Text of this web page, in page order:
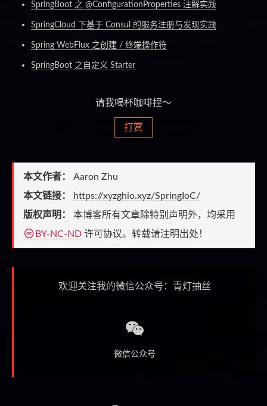
SpringBoot 之 @ConfigurationProperties 注解实践
SpringCloud 下基于 Consul 的服务注册与发现实践
Spring WebFlux 之创建 / 终端操作符
SpringBoot 之自定义 Starter
请我喝杯咖啡捏～
打赏
本文作者： Aaron Zhu
本文链接：
https://xyzghio.xyz/SpringIoC/
版权声明： 本博客所有文章除特别声明外，均采用
BY-NC-ND 许可协议。转载请注明出处！
欢迎关注我的微信公众号：青灯抽丝
微信公众号